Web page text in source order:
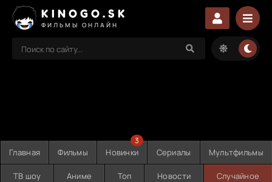
KINOGO.SK
ФИЛЬМЫ ОНЛАЙН
Главная Фильмы Новинки
3
Сериалы Мультфильмы
ТВ шоу Аниме Топ Новости Случайное